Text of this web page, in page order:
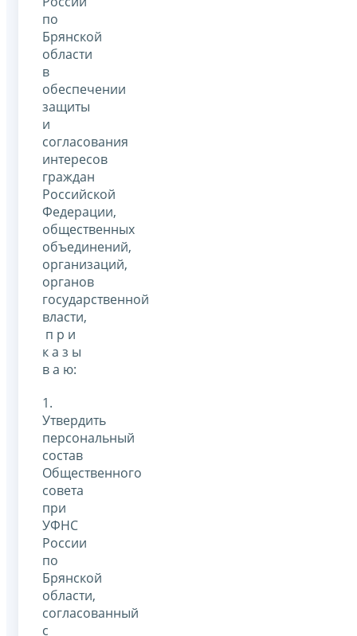
по
Брянской
области
в
обеспечении
защиты
и
согласования
интересов
граждан
Российской
Федерации,
общественных
объединений,
организаций,
органов
государственной
власти,
п р и
к а з ы
в а ю:
1.
Утвердить
персональный
состав
Общественного
совета
при
УФНС
России
по
Брянской
области,
согласованный
с